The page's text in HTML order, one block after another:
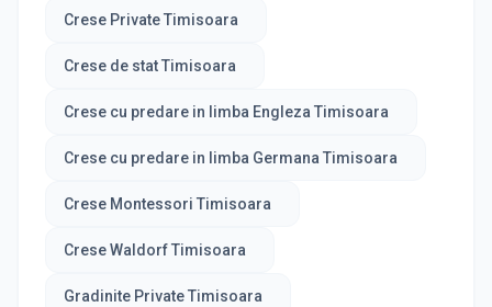
Crese Private Timisoara
Crese de stat Timisoara
Crese cu predare in limba Engleza Timisoara
Crese cu predare in limba Germana Timisoara
Crese Montessori Timisoara
Crese Waldorf Timisoara
Gradinite Private Timisoara